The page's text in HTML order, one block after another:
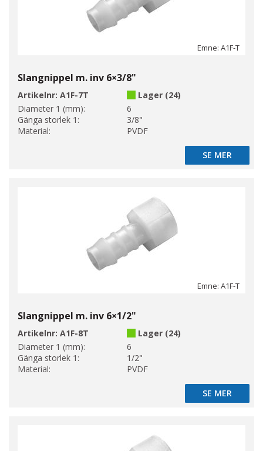
Emne: A1F-T
Slangnippel m. inv 6×3/8"
Artikelnr: A1F-7T
Lager (24)
Diameter 1 (mm):
6
Gänga storlek 1:
3/8"
Material:
PVDF
SE MER
SE MER
Emne: A1F-T
Slangnippel m. inv 6×1/2"
Artikelnr: A1F-8T
Lager (24)
Diameter 1 (mm):
6
Gänga storlek 1:
1/2"
Material:
PVDF
SE MER
SE MER